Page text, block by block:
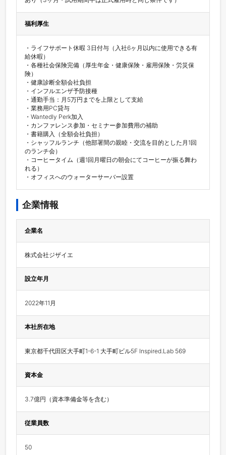
福利厚生
・ライフサポート休暇 3日付与（入社6ヶ月以内に使用できる有
給休暇）
・各種社会保険完備（厚生年金・健康保険・雇用保険・労災保
険）
・健康診断全額会社負担
・インフルエンザ予防接種
・通勤手当：月5万円までを上限として支給
・業務用PC貸与
・Wantedly Perk加入
・カンファレンス参加・セミナー参加費用の補助
・書籍購入（全額会社負担）
・シャッフルランチ（他部署間の親睦・交流を目的とした月1回
のランチ会）
・コーヒータイム（週1回月曜日の朝会にてコーヒーが振る舞わ
れる）
・オフィスへのウォーターサーバー設置
企業情報
企業名
株式会社ジザイエ
設立年月
2022年11月
本社所在地
東京都千代田区大手町1-6-1 大手町ビル5F Inspired.Lab 569
資本金
3.7億円（資本準備金等を含む）
従業員数
50